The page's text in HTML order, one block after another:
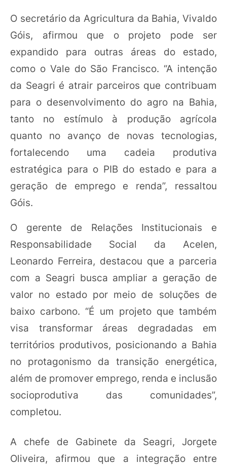
O secretário da Agricultura da Bahia, Vivaldo
Góis, afirmou que o projeto pode ser
expandido para outras áreas do estado,
como o Vale do São Francisco. “A intenção
da Seagri é atrair parceiros que contribuam
para o desenvolvimento do agro na Bahia,
tanto no estímulo à produção agrícola
quanto no avanço de novas tecnologias,
fortalecendo uma cadeia produtiva
estratégica para o PIB do estado e para a
geração de emprego e renda”, ressaltou
Góis.
O gerente de Relações Institucionais e
Responsabilidade Social da Acelen,
Leonardo Ferreira, destacou que a parceria
com a Seagri busca ampliar a geração de
valor no estado por meio de soluções de
baixo carbono. “É um projeto que também
visa transformar áreas degradadas em
territórios produtivos, posicionando a Bahia
no protagonismo da transição energética,
além de promover emprego, renda e inclusão
socioprodutiva das comunidades”,
completou.
A chefe de Gabinete da Seagri, Jorgete
Oliveira, afirmou que a integração entre